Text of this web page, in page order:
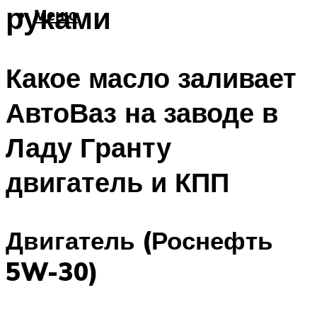
Меню
руками
Какое масло заливает
АвтоВаз на заводе в
Ладу Гранту
двигатель и КПП
Двигатель (Роснефть
5W-30)